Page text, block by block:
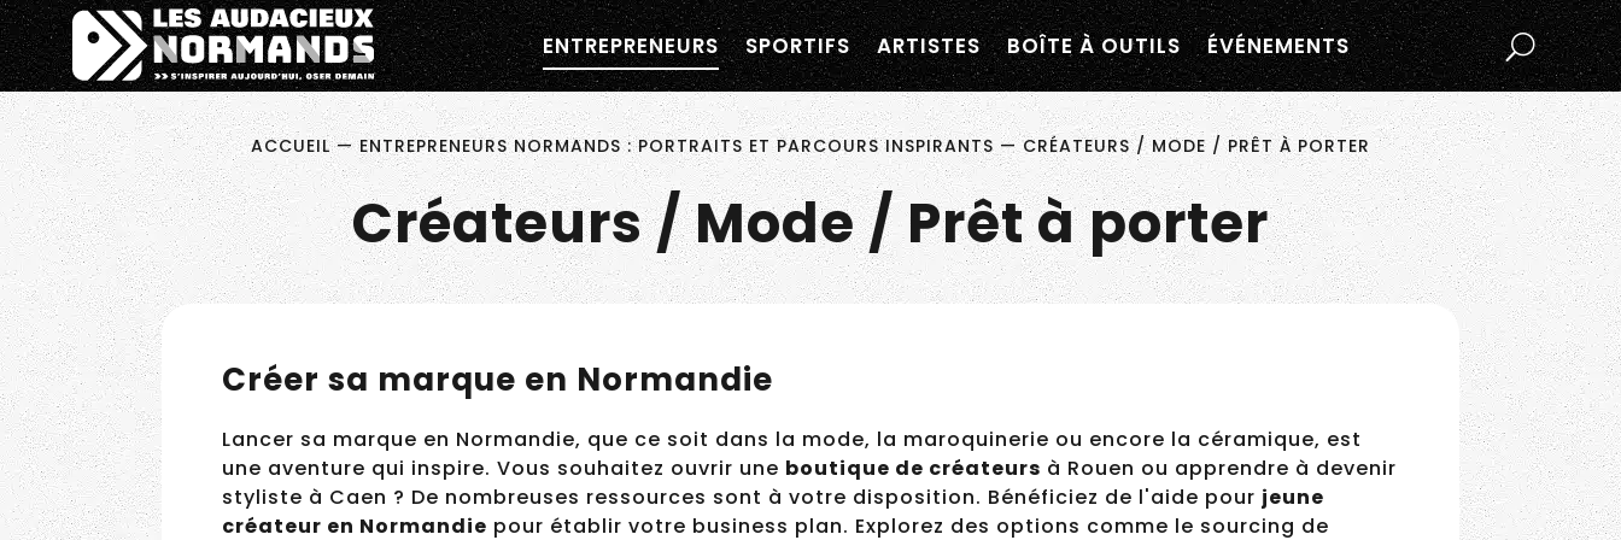
ENTREPRENEURS SPORTIFS ARTISTES BOÎTE À OUTILS ÉVÉNEMENTS
ACCUEIL—ENTREPRENEURS NORMANDS : PORTRAITS ET PARCOURS INSPIRANTS—CRÉATEURS / MODE / PRÊT À PORTER
Créateurs / Mode / Prêt à porter
Créer sa marque en Normandie
Lancer sa marque en Normandie, que ce soit dans la mode, la maroquinerie ou encore la céramique, est
une aventure qui inspire. Vous souhaitez ouvrir une boutique de créateursà Rouen ou apprendre à
devenir styliste à Caen ? De nombreuses ressources sont à votre disposition. Bénéficiez de l'aide pour
jeune créateur en Normandiepour établir votre business plan. Explorez des options comme le sourcing
Pitch ta Normandie
×
Êtes-vous d'accord pour activer les cookies pour une navigation personnalisée ?